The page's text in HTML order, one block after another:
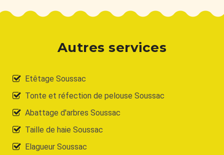
Autres services
Etêtage Soussac
Tonte et réfection de pelouse Soussac
Abattage d'arbres Soussac
Taille de haie Soussac
Elagueur Soussac